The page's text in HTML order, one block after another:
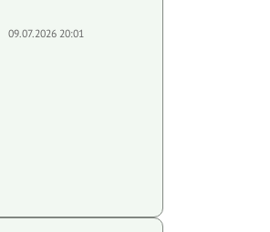
09.07.2026 20:01